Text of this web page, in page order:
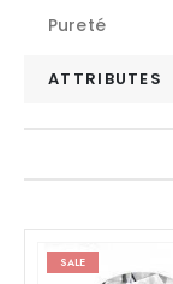
Pureté
ATTRIBUTES
SALE